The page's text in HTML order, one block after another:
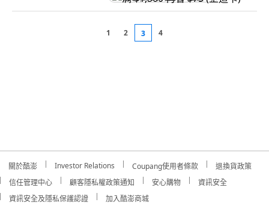
1 2 3 4
關於酷澎 Investor Relations Coupang使用者條款
退換貨政策
信任管理中心
顧客隱私權政策通知 安心購物
資訊安全
資訊安全及隱私保護認證
加入酷澎商城